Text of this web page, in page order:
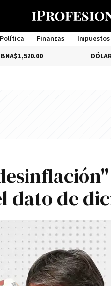
Política Finanzas Impuestos
Management
DÓLAR BLUE-
dato de